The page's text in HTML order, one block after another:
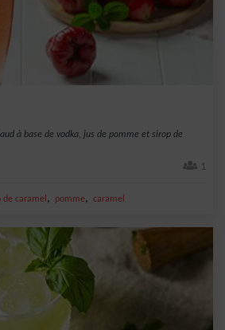
à base de vodka, jus de pomme et sirop de
1
de caramel , pomme, caramel